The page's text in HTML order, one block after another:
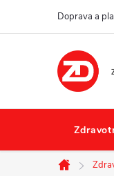
Doprava a
Domů